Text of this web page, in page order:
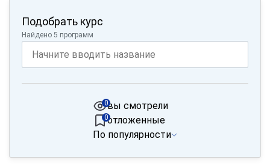
Подобрать курс
Найдено 5 программ
вы смотрели
0
отложенные
0
По популярности